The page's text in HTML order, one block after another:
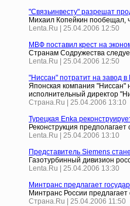
"Связьинвесту" разрешат
Михаил Копейкин пообещал,
Lenta.Ru | 25.04.2006 12:50
МВФ поставил крест на
Странам Содружества
Lenta.Ru | 25.04.2006 12:50
"Ниссан" потратит на завод
Японская компания "Ниссан"
исполнительный директор
Страна.Ru | 25.04.2006 13:10
Турецкая Enka
Реконструкция
Lenta.Ru | 25.04.2006 13:10
Представитель Siemens
Газотурбинный дивизион
Lenta.Ru | 25.04.2006 13:30
Минтранс предлагает
Минтранс России
Страна.Ru | 25.04.2006 11:50